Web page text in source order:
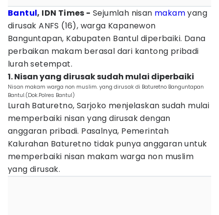
Bantul, IDN Times - Sejumlah nisan makamyang
dirusak ANFS (16), warga Kapanewon
Banguntapan, Kabupaten Bantul diperbaiki. Dana
perbaikan makam berasal dari kantong pribadi
lurah setempat.
1. Nisan yang dirusak sudah mulai diperbaiki
Nisan makam warga non muslim. yang dirusak di Baturetno Banguntapan
Bantul.(Dok.Polres Bantul)
Lurah Baturetno, Sarjoko menjelaskan sudah mulai
memperbaiki nisan yang dirusak dengan
anggaran pribadi. Pasalnya, Pemerintah
Kalurahan Baturetno tidak punya anggaran untuk
memperbaiki nisan makam warga non muslim
yang dirusak.